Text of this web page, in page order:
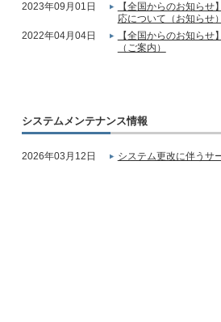
2023年09月01日
【全国からのお知ら
応について（お知らせ）
2022年04月04日
【全国からのお知ら
（ご案内）
システムメンテナンス情報
2026年03月12日 システム更改に伴うサ